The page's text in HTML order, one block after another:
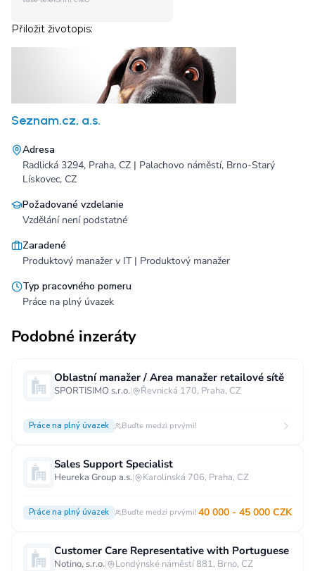
Seznam.cz, a.s.
Adresa
Radlická 3294, Praha, CZ | Palachovo náměstí, Brno-Starý
Lískovec, CZ
Požadované vzdelanie
Vzdělání není podstatné
Zaradené
Produktový manažer v IT | Produktový manažer
Typ pracovného pomeru
Práce na plný úvazek
Podobné inzeráty
Oblastní manažer / Area manažer retailové sítě
SPORTISIMO s.r.o.| Řevnická 170, Praha, CZ
Práce na plný úvazek Buďte medzi prvými!
Sales Support Specialist
Heureka Group a.s.| Karolinská 706, Praha, CZ
Práce na plný úvazek Buďte medzi prvými! 40 000 - 45 000 CZK
Customer Care Representative with Portuguese
Notino, s.r.o.| Londýnské náměstí 881, Brno, CZ